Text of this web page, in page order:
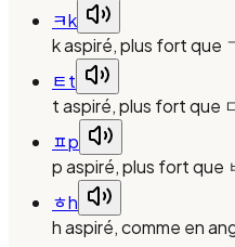
ㅋk
k aspiré, plus fort que
ㅌt
t aspiré, plus fort que
ㅍp
p aspiré, plus fort que
ㅎh
h aspiré, comme en